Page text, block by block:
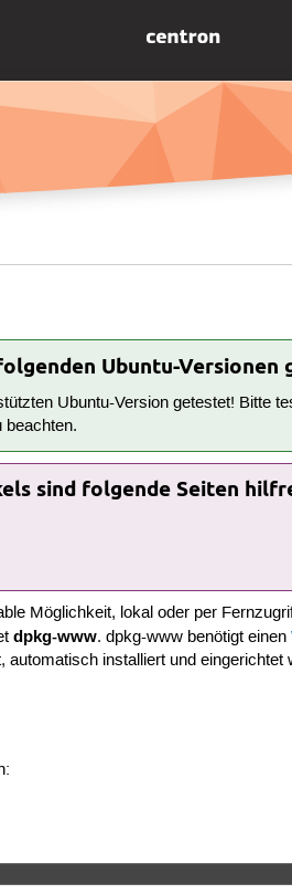
Ubuntu-Versionen
Ubuntu-Version getestet! Bitte
beachten.
sind folgende Seiten
Möglichkeit, lokal oder per
dpkg-www. dpkg-www benötigt einen
automatisch installiert und eingerichtet